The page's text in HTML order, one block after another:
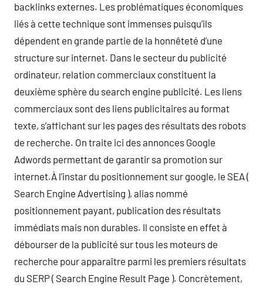
backlinks externes. Les problématiques économiques
liés à cette technique sont immenses puisqu’ils
dépendent en grande partie de la honnêteté d’une
structure sur internet. Dans le secteur du publicité
ordinateur, relation commerciaux constituent la
deuxième sphère du search engine publicité. Les liens
commerciaux sont des liens publicitaires au format
texte, s’affichant sur les pages des résultats des robots
de recherche. On traite ici des annonces Google
Adwords permettant de garantir sa promotion sur
internet.À l’instar du positionnement sur google, le SEA (
Search Engine Advertising ), alias nommé
positionnement payant, publication des résultats
immédiats mais non durables. Il consiste en effet à
débourser de la publicité sur tous les moteurs de
recherche pour apparaître parmi les premiers résultats
du SERP ( Search Engine Result Page ). Concrètement,